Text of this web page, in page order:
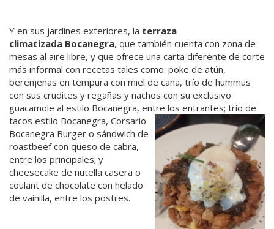
Y en sus jardines exteriores, la terraza
climatizada Bocanegra, que también cuenta con zona de
mesas al aire libre, y que ofrece una carta diferente de corte
más informal con recetas tales como: poke de atún,
berenjenas en tempura con miel de caña, trío de hummus
con sus crudites y regañas y nachos con su exclusivo
guacamole al estilo Bocanegra, entre los entrantes; trío de
tacos estilo Bocanegra, Corsario
Bocanegra Burger o sándwich de
roastbeef con queso de cabra,
entre los principales; y
cheesecake de nutella casera o
coulant de chocolate con helado
de vainilla, entre los postres.